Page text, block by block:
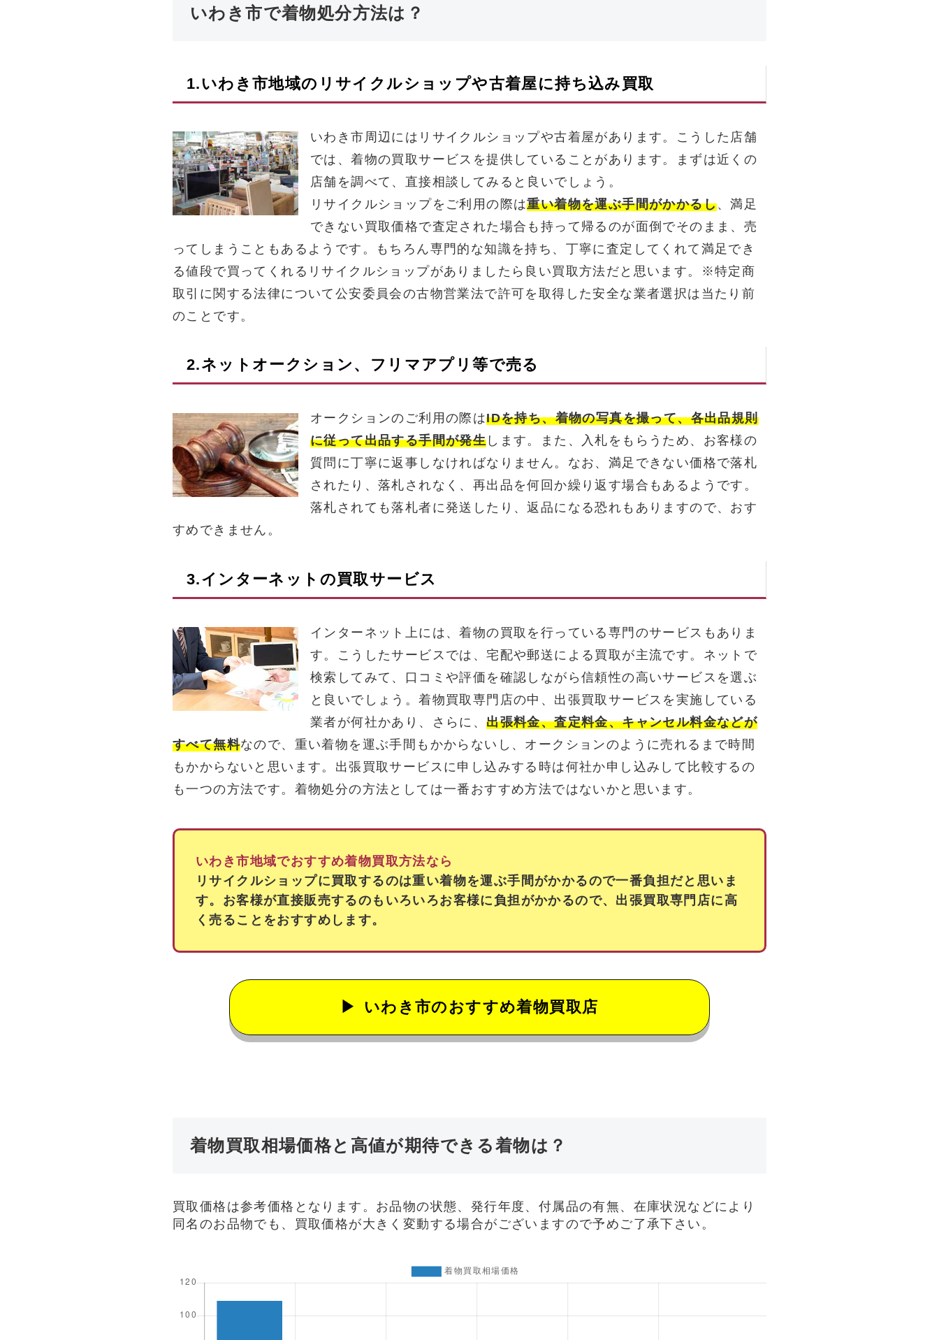
いわき市で着物処分方法は？
1.いわき市地域のリサイクルショップや古着屋に持ち込み買取
いわき市周辺にはリサイクルショップや古着屋があります。こうした店舗
では、着物の買取サービスを提供していることがあります。まずは近くの
店舗を調べて、直接相談してみると良いでしょう。
リサイクルショップをご利用の際は重い着物を運ぶ手間がかかるし、満足
できない買取価格で査定された場合も持って帰るのが面倒でそのまま、売
ってしまうこともあるようです。もちろん専門的な知識を持ち、丁寧に査定してくれて満足でき
る値段で買ってくれるリサイクルショップがありましたら良い買取方法だと思います。※特定商
取引に関する法律について公安委員会の古物営業法で許可を取得した安全な業者選択は当たり前
のことです。
2.ネットオークション、フリマアプリ等で売る
オークションのご利用の際はIDを持ち、着物の写真を撮って、各出品規則
に従って出品する手間が発生 します。また、入札をもらうため、お客様の
質問に丁寧に返事しなければなりません。なお、満足できない価格で落札
されたり、落札されなく、再出品を何回か繰り返す場合もあるようです。
落札されても落札者に発送したり、返品になる恐れもありますので、おす
すめできません。
3.インターネットの買取サービス
インターネット上には、着物の買取を行っている専門のサービスもありま
す。こうしたサービスでは、宅配や郵送による買取が主流です。ネットで
検索してみて、口コミや評価を確認しながら信頼性の高いサービスを選ぶ
と良いでしょう。着物買取専門店の中、出張買取サービスを実施している
業者が何社かあり、さらに、出張料金、査定料金、キャンセル料金などが
すべて無料なので、重い着物を運ぶ手間もかからないし、オークションのように売れるまで時間
もかからないと思います。出張買取サービスに申し込みする時は何社か申し込みして比較するの
も一つの方法です。着物処分の方法としては一番おすすめ方法ではないかと思います。
いわき市地域でおすすめ着物買取方法なら
リサイクルショップに買取するのは重い着物を運ぶ手間がかかるので一番負担だと思いま
す。お客様が直接販売するのもいろいろお客様に負担がかかるので、出張買取専門店に高
く売ることをおすすめします。
いわき市のおすすめ着物買取店
着物買取相場価格と高値が期待できる着物は？
買取価格は参考価格となります。お品物の状態、発行年度、付属品の有無、在庫状況などにより
同名のお品物でも、買取価格が大きく変動する場合がございますので予めご了承下さい。